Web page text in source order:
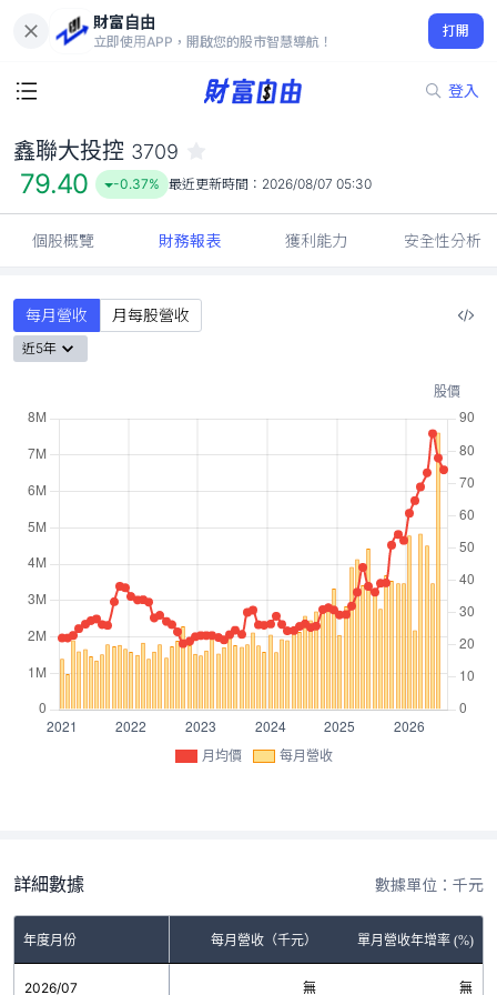
財富自由
立即使用APP，開啟您的股市智慧導航！
打開
登入
79.40
-0.37%
鑫聯大投控 3709
79.40 -0.37% 最近更新時間： 2026/08/07 05:30
個股概覽 財務報表 獲利能力 安全性分析
每月營收 月每股營收
近5年
月均價 每月營收
詳細數據 數據單位：千元
年度月份 每月營收（千元） 單月營收年增率 (%)
2026/07 無 無